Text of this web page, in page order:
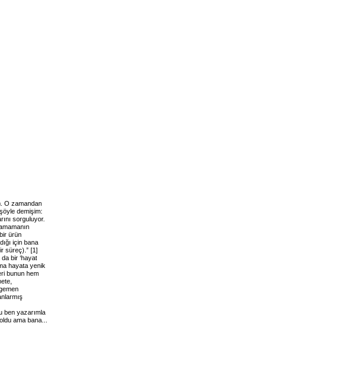
O zamandan
demişim:
sorguluyor.
ürün
için bana
süreç).” [1]
bir ‘hayat
hayata yenik
bunun hem
ben yazarımla
ama bana...